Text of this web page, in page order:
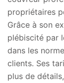
propriétaires
Grâce à son
plébiscité par
dans les
clients. Ses
plus de